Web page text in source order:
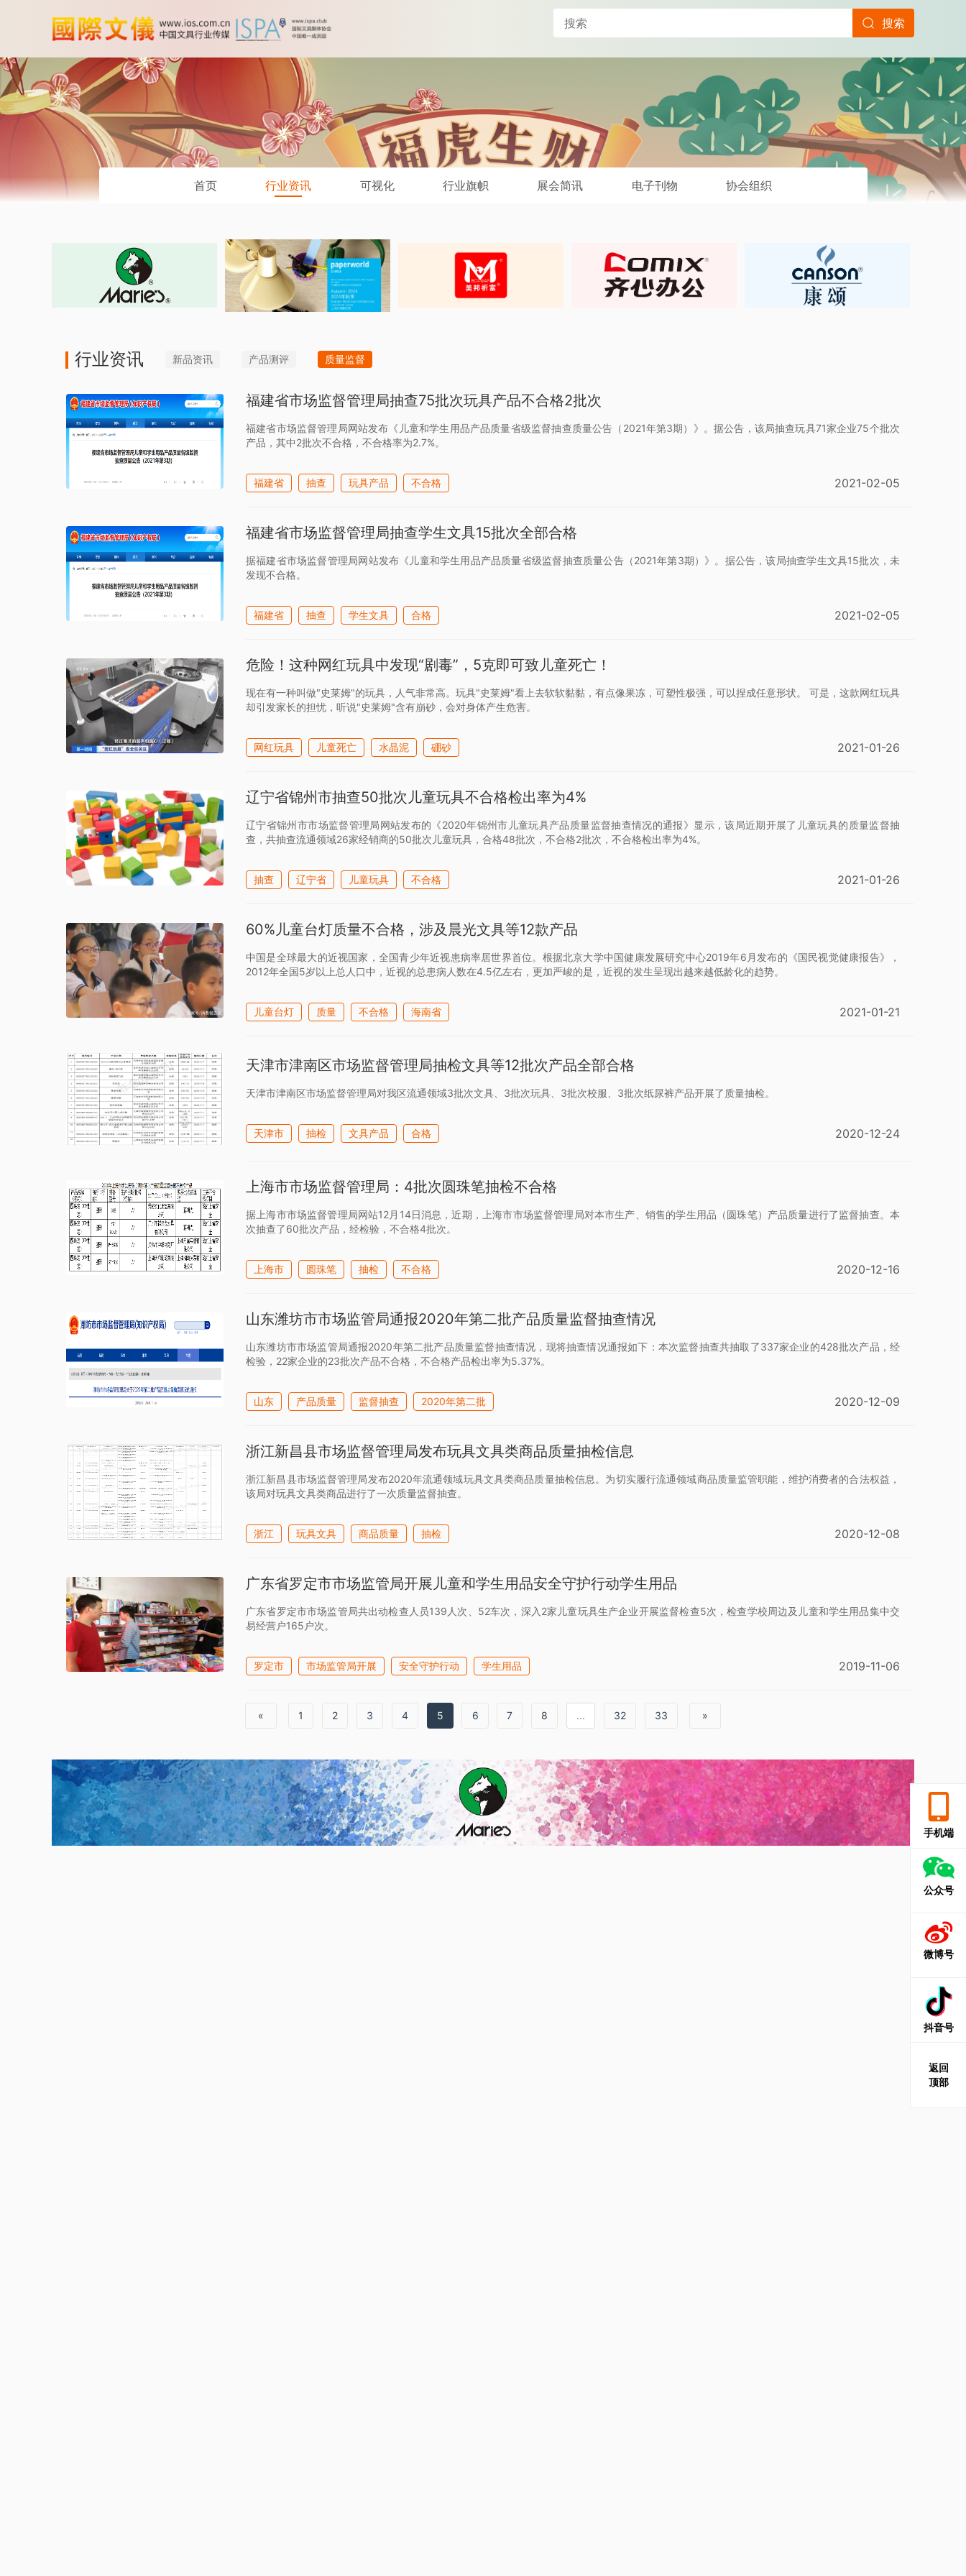
搜索
首页 行业资讯 可视化 行业旗帜 展会简讯 电子刊物 协会组织
行业资讯 新品资讯 产品测评 质量监督
福建省市场监督管理局抽查75批次玩具产品不合格2批次
福建省市场监督管理局网站发布《儿童和学生用品产品质量省级监督抽查质量公告（2021年第3期）》。据公告，该局抽查玩具71家企业75个批次
产品，其中2批次不合格，不合格率为2.7%。
福建省 抽查 玩具产品 不合格 2021-02-05
福建省市场监督管理局抽查学生文具15批次全部合格
据福建省市场监督管理局网站发布《儿童和学生用品产品质量省级监督抽查质量公告（2021年第3期）》。据公告，该局抽查学生文具15批次，未
发现不合格。
福建省 抽查 学生文具 合格 2021-02-05
危险！这种网红玩具中发现“剧毒”，5克即可致儿童死亡！
现在有一种叫做"史莱姆"的玩具，人气非常高。玩具"史莱姆"看上去软软黏黏，有点像果冻，可塑性极强，可以捏成任意形状。 可是，这款网红玩具
却引发家长的担忧，听说"史莱姆"含有崩砂，会对身体产生危害。
网红玩具 儿童死亡 水晶泥 硼砂 2021-01-26
辽宁省锦州市抽查50批次儿童玩具不合格检出率为4%
辽宁省锦州市市场监督管理局网站发布的《2020年锦州市儿童玩具产品质量监督抽查情况的通报》显示，该局近期开展了儿童玩具的质量监督抽
查，共抽查流通领域26家经销商的50批次儿童玩具，合格48批次，不合格2批次，不合格检出率为4%。
抽查 辽宁省 儿童玩具 不合格 2021-01-26
60%儿童台灯质量不合格，涉及晨光文具等12款产品
中国是全球最大的近视国家，全国青少年近视患病率居世界首位。根据北京大学中国健康发展研究中心2019年6月发布的《国民视觉健康报告》，
2012年全国5岁以上总人口中，近视的总患病人数在4.5亿左右，更加严峻的是，近视的发生呈现出越来越低龄化的趋势。
儿童台灯 质量 不合格 海南省 2021-01-21
天津市津南区市场监督管理局抽检文具等12批次产品全部合格
天津市津南区市场监督管理局对我区流通领域3批次文具、3批次玩具、3批次校服、3批次纸尿裤产品开展了质量抽检。
天津市 抽检 文具产品 合格 2020-12-24
上海市市场监督管理局：4批次圆珠笔抽检不合格
据上海市市场监督管理局网站12月14日消息，近期，上海市市场监督管理局对本市生产、销售的学生用品（圆珠笔）产品质量进行了监督抽查。本
次抽查了60批次产品，经检验，不合格4批次。
上海市 圆珠笔 抽检 不合格 2020-12-16
山东潍坊市市场监管局通报2020年第二批产品质量监督抽查情况
山东潍坊市市场监管局通报2020年第二批产品质量监督抽查情况，现将抽查情况通报如下：本次监督抽查共抽取了337家企业的428批次产品，经
检验，22家企业的23批次产品不合格，不合格产品检出率为5.37%。
山东 产品质量 监督抽查 2020年第二批 2020-12-09
浙江新昌县市场监督管理局发布玩具文具类商品质量抽检信息
浙江新昌县市场监督管理局发布2020年流通领域玩具文具类商品质量抽检信息。为切实履行流通领域商品质量监管职能，维护消费者的合法权益，
该局对玩具文具类商品进行了一次质量监督抽查。
浙江 玩具文具 商品质量 抽检 2020-12-08
广东省罗定市市场监管局开展儿童和学生用品安全守护行动学生用品
广东省罗定市市场监管局共出动检查人员139人次、52车次，深入2家儿童玩具生产企业开展监督检查5次，检查学校周边及儿童和学生用品集中交
易经营户165户次。
罗定市 市场监管局开展 安全守护行动 学生用品 2019-11-06
« 1 2 3 4 5 6 7 8 ... 32 33 »
手机端
公众号
微博号
抖音号
返回
顶部